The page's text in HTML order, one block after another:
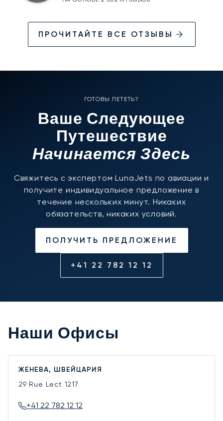
ПРОЧИТАЙТЕ ВСЕ ОТЗЫВЫ
ГОТОВЫ ЛЕТЕТЬ?
Ваше Следующее
Путешествие
Начинается Здесь
Свяжитесь с экспертом LunaJets по авиации и
получите индивидуальное предложение в
течение нескольких минут. Никаких
обязательств, никаких условий.
ПОЛУЧИТЬ ПРЕДЛОЖЕНИЕ
+41 22 782 12 12
Наши Офисы
ЖЕНЕВА, ШВЕЙЦАРИЯ
29 Rue Lect 1217
+41 22 782 12 12